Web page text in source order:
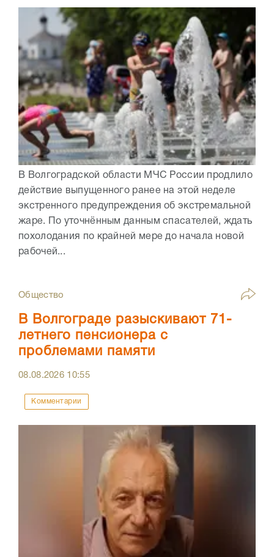
В Волгоградской области МЧС России продлило
действие выпущенного ранее на этой неделе
экстренного предупреждения об экстремальной
жаре. По уточнённым данным спасателей, ждать
похолодания по крайней мере до начала новой
рабочей...
Общество
В Волгограде разыскивают 71-
летнего пенсионера с
проблемами памяти
08.08.2026 10:55
Комментарии